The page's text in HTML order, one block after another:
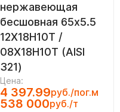
нержавеющая
бесшовная 65х5.5
12Х18Н10Т /
08Х18Н10Т (AISI
321)
Цена:
4 397.99руб./пог.м
538 000руб./т